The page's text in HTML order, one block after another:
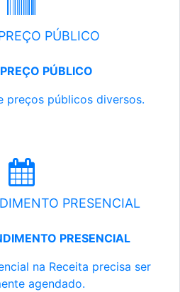
PÚBLICO
PÚBLICO
preços públicos diversos.
PRESENCIAL
PRESENCIAL
na Receita precisa ser
agendado.